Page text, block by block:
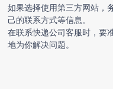
如果选择使用第三方网站，
己的联系方式等信息。
在联系快递公司客服时，要
地为你解决问题。